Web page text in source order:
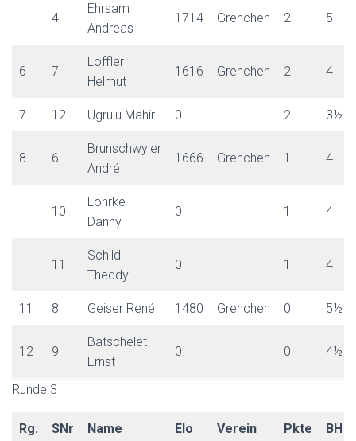
4
Ehrsam
Andreas
1714 Grenchen 2 5
6 7
Löffler
Helmut
1616 Grenchen 2 4
7 12 Ugrulu Mahir 0 2 3½
8 6
Brunschwyler
André
1666 Grenchen 1 4
10
Lohrke
Danny
0 1 4
11
Schild
Theddy
0 1 4
11 8 Geiser René 1480 Grenchen 0 5½
12 9
Batschelet
Ernst
0 0 4½
Runde 3
Rg. SNr Name Elo Verein Pkte BH